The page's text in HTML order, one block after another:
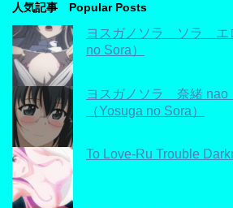
人気記事 Popular Posts
ヨスガノソラ ソラ エ
no Sora）
ヨスガノソラ 奈緒
（Yosuga no Sora）
To Love-Ru Trouble